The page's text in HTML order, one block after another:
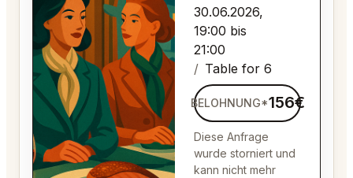
30.06.2026,
19:00 bis
21:00
Table for 6
BELOHNUNG*156€
Diese Anfrage
wurde storniert und
kann nicht mehr